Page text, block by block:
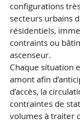
configurations
secteurs urbains
résidentiels,
contraints ou
ascenseur.
Chaque situation
amont afin
d’accès, la
contraintes de
volumes à traiter